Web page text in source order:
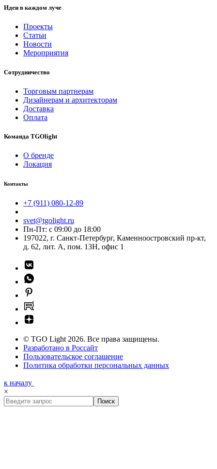
Идеи в каждом луче
Проекты
Статьи
Новости
Мероприятия
Сотрудничество
Торговым партнерам
Дизайнерам и архитекторам
Доставка
Оплата
Команда TGOlight
О бренде
Локация
Контакты
+7 (911) 080-12-89
svet@tgolight.ru
Пн-Пт: с 09:00 до 18:00
197022, г. Санкт-Петербург, Каменноостровский пр-кт,
д. 62, лит. А, пом. 13Н, офис 1
© TGO Light 2026. Все права защищены.
Разработано в Россайт
Пользовательское соглашение
Политика обработки персональных данных
к началу
×
Поиск